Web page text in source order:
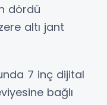
dördü
altı jant
7 inç dijital
bağlı